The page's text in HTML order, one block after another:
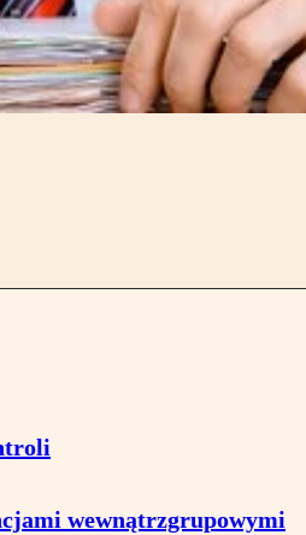
wewnątrzgrupowymi